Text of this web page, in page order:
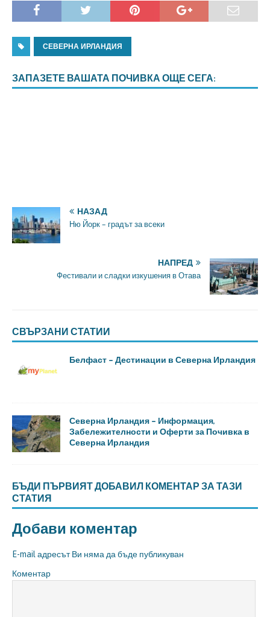
СЕВЕРНА ИРЛАНДИЯ
ЗАПАЗЕТЕ ВАШАТА ПОЧИВКА ОЩЕ СЕГА:
НАЗАД
Ню Йорк – градът за всеки
НАПРЕД
Фестивали и сладки изкушения в Отава
СВЪРЗАНИ СТАТИИ
Белфаст – Дестинации в Северна Ирландия
Северна Ирландия – Информация,
Забележителности и Оферти за Почивка в
Северна Ирландия
БЪДИ ПЪРВИЯТ ДОБАВИЛ КОМЕНТАР ЗА ТАЗИ
СТАТИЯ
Добави коментар
E-mail адресът Ви няма да бъде публикуван
Коментар